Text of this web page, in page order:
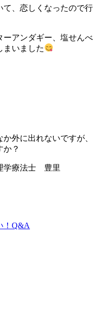
て、恋しくなったので行
ーアンダギー、塩せんべ
まいました
外に出れないですが、
か？
豊里